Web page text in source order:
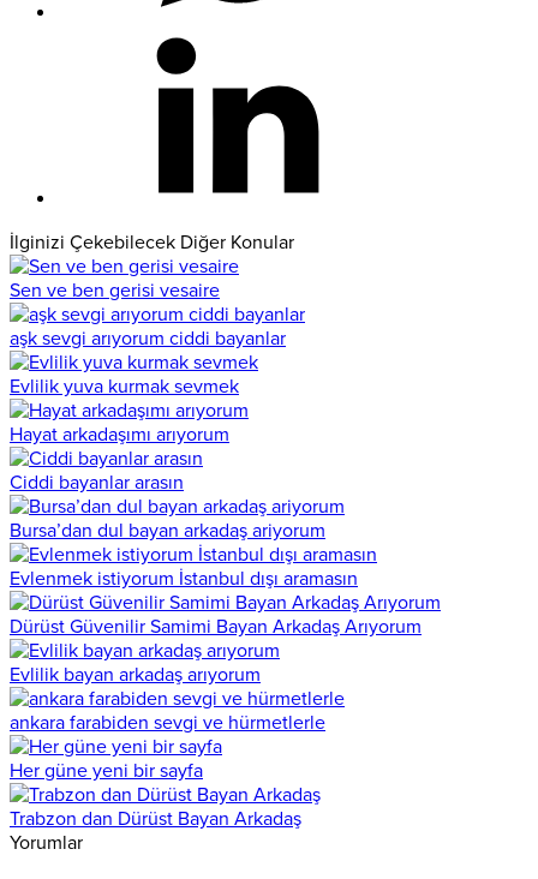
İlginizi Çekebilecek Diğer Konular
Sen ve ben gerisi vesaire
aşk sevgi arıyorum ciddi bayanlar
Evlilik yuva kurmak sevmek
Hayat arkadaşımı arıyorum
Ciddi bayanlar arasın
Bursa’dan dul bayan arkadaş ariyorum
Evlenmek istiyorum İstanbul dışı aramasın
Dürüst Güvenilir Samimi Bayan Arkadaş Arıyorum
Evlilik bayan arkadaş arıyorum
ankara farabiden sevgi ve hürmetlerle
Her güne yeni bir sayfa
Trabzon dan Dürüst Bayan Arkadaş
Yorumlar